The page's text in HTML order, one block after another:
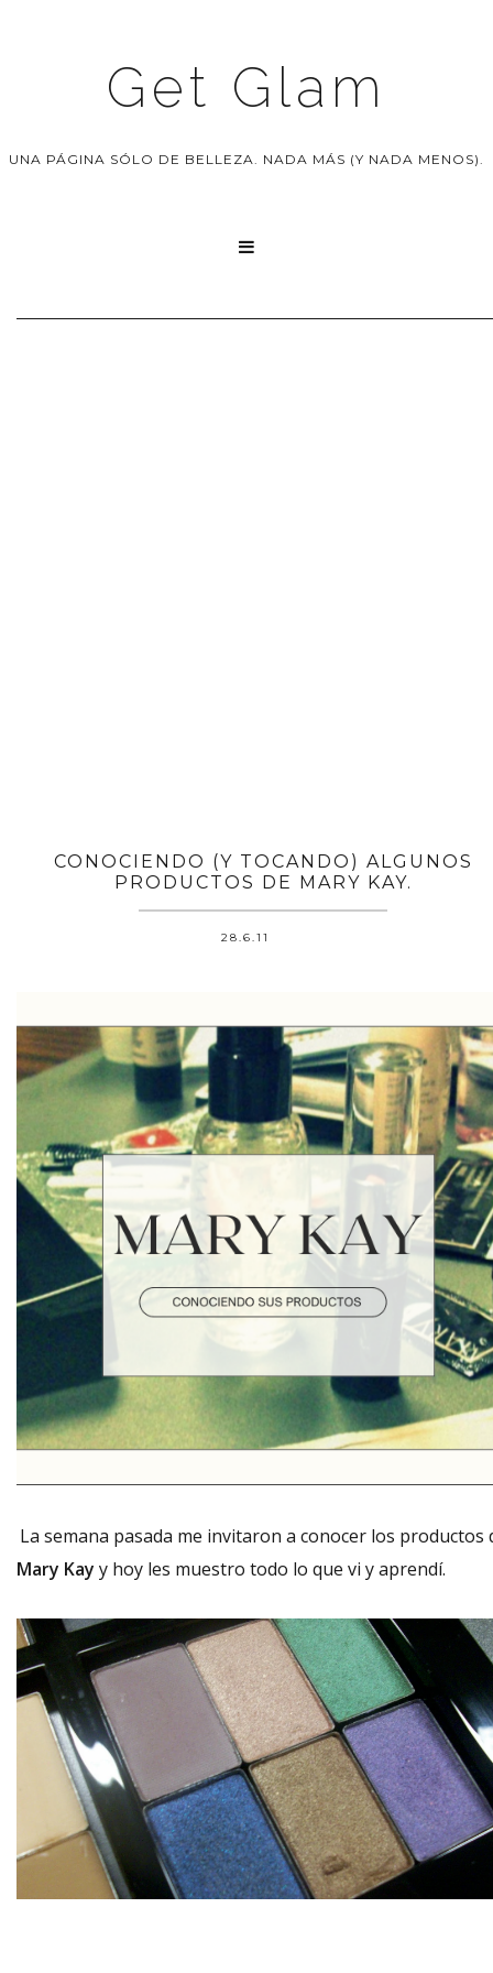
Get Glam
UNA PÁGINA SÓLO DE BELLEZA. NADA MÁS (Y NADA MENOS).

CONOCIENDO (Y TOCANDO) ALGUNOS
PRODUCTOS DE MARY KAY.
28.6.11
La semana pasada me invitaron a conocer los productos
Mary Kay y hoy les muestro todo lo que vi y aprendí.